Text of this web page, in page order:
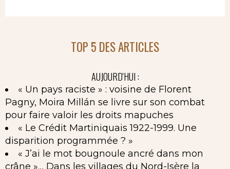
TOP 5 DES ARTICLES
AUJOURD'HUI :
« Un pays raciste » : voisine de Florent
Pagny, Moira Millán se livre sur son combat
pour faire valoir les droits mapuches
« Le Crédit Martiniquais 1922-1999. Une
disparition programmée ? »
« J’ai le mot bougnoule ancré dans mon
crâne »… Dans les villages du Nord-Isère la